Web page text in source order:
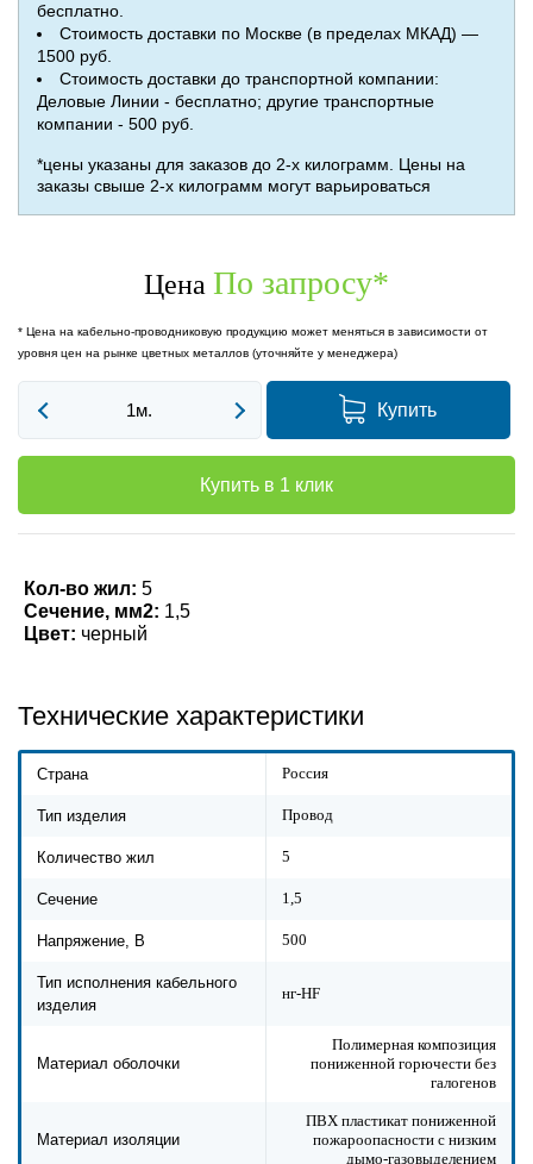
бесплатно.
Стоимость доставки по Москве (в пределах МКАД) —
1500 руб.
Стоимость доставки до транспортной компании:
Деловые Линии - бесплатно; другие транспортные
компании - 500 руб.
*цены указаны для заказов до 2-х килограмм. Цены на
заказы свыше 2-х килограмм могут варьироваться
Цена По запросу*
* Цена на кабельно-проводниковую продукцию может меняться в зависимости от
уровня цен на рынке цветных металлов (уточняйте у менеджера)
Купить
Купить в 1 клик
Кол-во жил: 5
Сечение, мм2: 1,5
Цвет: черный
Технические характеристики
Страна Россия
Тип изделия Провод
Количество жил 5
Сечение 1,5
Напряжение, В 500
Тип исполнения кабельного
изделия
нг-HF
Материал оболочки
Полимерная композиция
пониженной горючести без
галогенов
Материал изоляции
ПВХ пластикат пониженной
пожароопасности с низким
дымо-газовыделением